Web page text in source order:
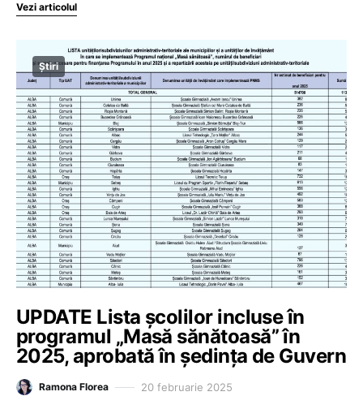
Vezi articolul
Știri
UPDATE Lista școlilor incluse în
programul „Masă sănătoasă” în
2025, aprobată în ședința de Guvern
Ramona Florea 20 februarie 2025